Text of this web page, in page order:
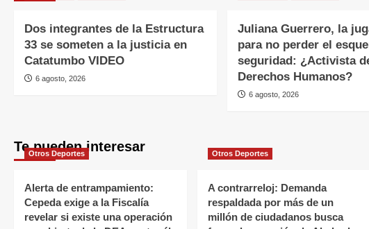
Dos integrantes de la Estructura
33 se someten a la justicia en
Catatumbo VIDEO
6 agosto, 2026
Juliana Guerrero, la
para no perder el
seguridad: ¿Activista
Derechos Humanos?
6 agosto, 2026
Te pueden interesar
Otros Deportes
Alerta de entrampamiento:
Cepeda exige a la Fiscalía
revelar si existe una operación
Otros Deportes
A contrarreloj: Demanda
respaldada por más de un
millón de ciudadanos busca